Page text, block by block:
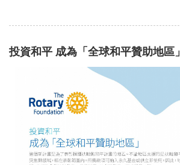
投資和平 成為「全球和平贊助地區」